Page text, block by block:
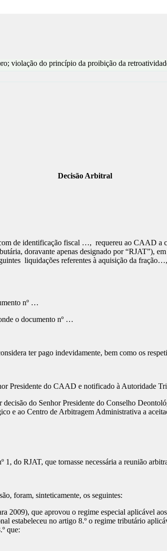
violação do princípio da proibição da
Decisão Arbitral
identificação fiscal …, requereu ao CAAD a
doravante apenas designado por “RJAT”),
liquidações referentes à aquisição da
nº …
o documento nº …
ter pago indevidamente, bem como os
Presidente do CAAD e notificado à Autoridade
do Senhor Presidente do Conselho
e ao Centro de Arbitragem Administrativa a
do RJAT, que tornasse necessária a reunião
foram, sinteticamente, os seguintes:
2009), que aprovou o regime especial aplicável
estabeleceu no artigo 8.º o regime tributário
que: